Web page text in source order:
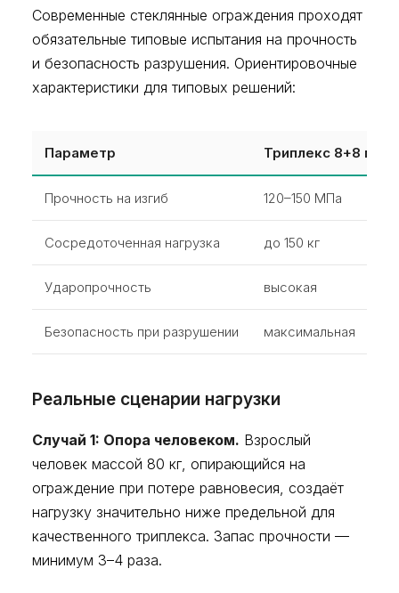
Современные стеклянные ограждения проходят
обязательные типовые испытания на прочность
и безопасность разрушения. Ориентировочные
характеристики для типовых решений:
Параметр Триплекс 8+8 мм
Прочность на изгиб 120–150 МПа
Сосредоточенная нагрузка до 150 кг
Ударопрочность высокая
Безопасность при разрушении максимальная
Реальные сценарии нагрузки
Случай 1: Опора человеком. Взрослый
человек массой 80 кг, опирающийся на
ограждение при потере равновесия, создаёт
нагрузку значительно ниже предельной для
качественного триплекса. Запас прочности —
минимум 3–4 раза.